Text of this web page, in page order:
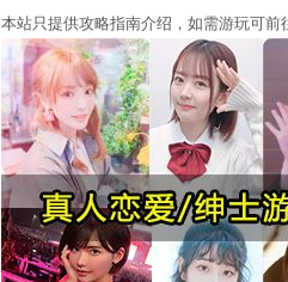
本站只提供攻略指南介绍，如需游玩可前